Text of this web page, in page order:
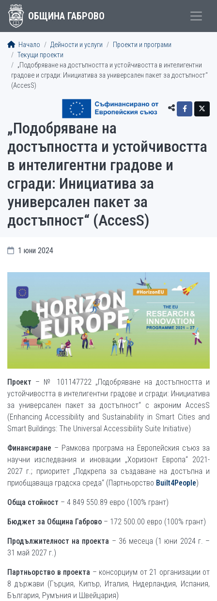
ОБЩИНА ГАБРОВО
Начало Дейности и услуги
Проекти и програми
Текущи проекти
„Подобряване на достъпността и устойчивостта в интелигентни
градове и сгради: Инициатива за универсален пакет за достъпност“
(AccesS)
„Подобряване на
достъпността и устойчивостта
в интелигентни градове и
сгради: Инициатива за
универсален пакет за
достъпност“ (AccesS)
1 юни 2024
Проект – № 101147722 „Подобряване на достъпността и
устойчивостта в интелигентни градове и сгради: Инициатива
за универсален пакет за достъпност“ с акроним AccesS
(Enhancing Accessibility and Sustainability in Smart Cities and
Smart Buildings: The Universal Accessibility Suite Initiative)
Финансиране – Рамкова програма на Европейския съюз за
научни изследвания и иновации „Хоризонт Европа“ 2021-
2027 г.; приоритет „Подкрепа за създаване на достъпна и
приобщаваща градска среда“ (Партньорство Built4People)
Обща стойност – 4 849 550.89 евро (100% грант)
Бюджет за Община Габрово – 172 500.00 евро (100% грант)
Продължителност на проекта – 36 месеца (1 юни 2024 г. –
31 май 2027 г.)
Партньорство в проекта – консорциум от 21 организации от
8 държави (Гърция, Кипър, Италия, Нидерландия, Испания,
България, Румъния и Швейцария)